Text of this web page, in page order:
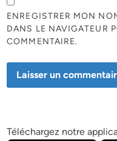
ENREGISTRER MON
DANS LE NAVIGATEUR
COMMENTAIRE.
Téléchargez notre